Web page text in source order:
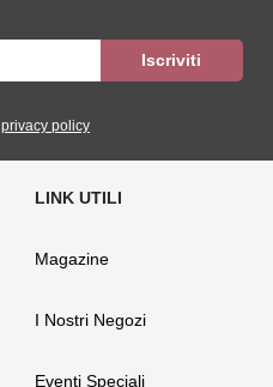
privacy policy
Magazine
I Nostri Negozi
Eventi Speciali